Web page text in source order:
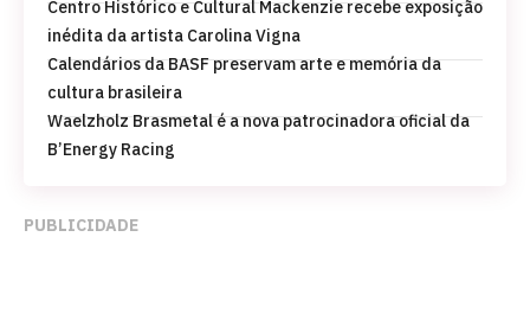
Centro Histórico e Cultural Mackenzie recebe exposição
inédita da artista Carolina Vigna
Calendários da BASF preservam arte e memória da
cultura brasileira
Waelzholz Brasmetal é a nova patrocinadora oficial da
B’Energy Racing
PUBLICIDADE